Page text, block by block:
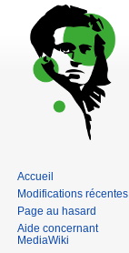
Accueil
Modifications récentes
Page au hasard
Aide concernant
MediaWiki